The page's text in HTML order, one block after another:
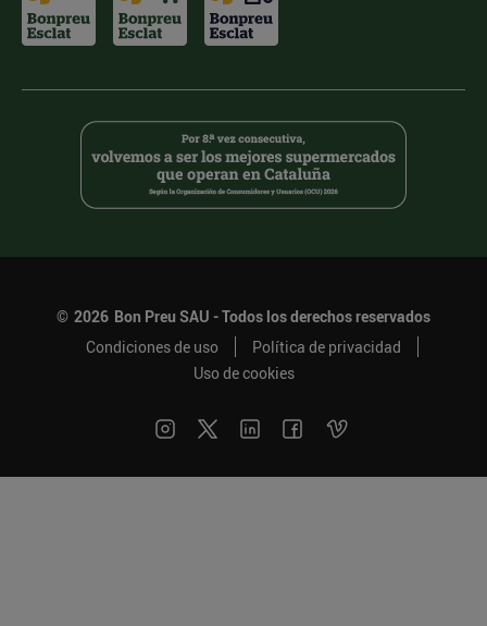
© 2026 Bon Preu SAU - Todos los derechos reservados
Condiciones de uso
Política de privacidad
Uso de cookies